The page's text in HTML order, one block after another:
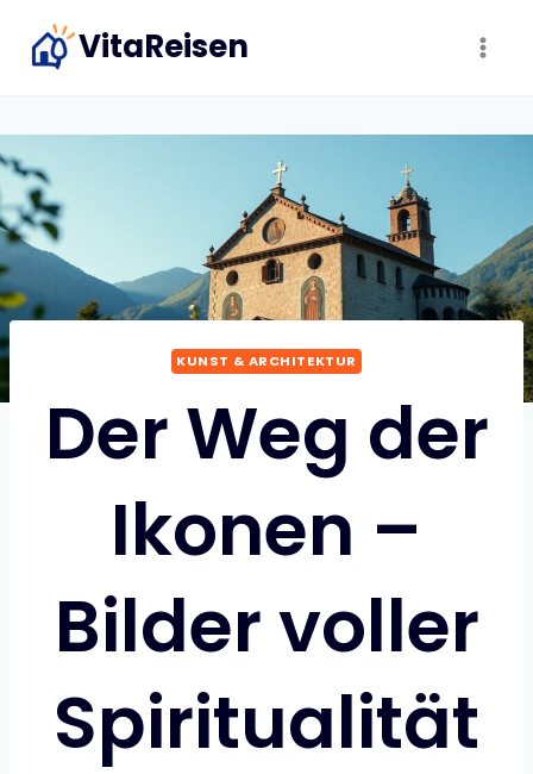
Inhalt
VitaReisen
KUNST & ARCHITEKTUR
Der Weg der
Ikonen –
Bilder voller
Spiritualität